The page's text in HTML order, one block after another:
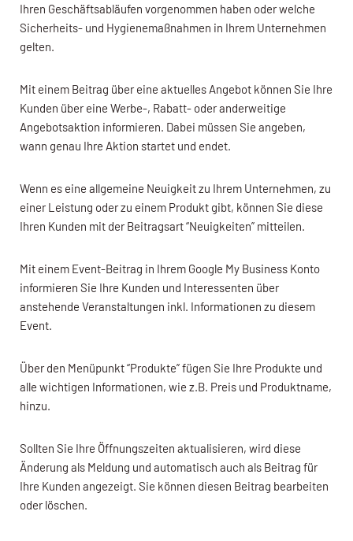
Ihren Geschäftsabläufen vorgenommen haben oder welche
Sicherheits- und Hygienemaßnahmen in Ihrem Unternehmen
gelten.
Mit einem Beitrag über eine aktuelles Angebot können Sie Ihre
Kunden über eine Werbe-, Rabatt- oder anderweitige
Angebotsaktion informieren. Dabei müssen Sie angeben,
wann genau Ihre Aktion startet und endet.
Wenn es eine allgemeine Neuigkeit zu Ihrem Unternehmen, zu
einer Leistung oder zu einem Produkt gibt, können Sie diese
Ihren Kunden mit der Beitragsart “Neuigkeiten” mitteilen.
Mit einem Event-Beitrag in Ihrem Google My Business Konto
informieren Sie Ihre Kunden und Interessenten über
anstehende Veranstaltungen inkl. Informationen zu diesem
Event.
Über den Menüpunkt “Produkte” fügen Sie Ihre Produkte und
alle wichtigen Informationen, wie z.B. Preis und Produktname,
hinzu.
Sollten Sie Ihre Öffnungszeiten aktualisieren, wird diese
Änderung als Meldung und automatisch auch als Beitrag für
Ihre Kunden angezeigt. Sie können diesen Beitrag bearbeiten
oder löschen.